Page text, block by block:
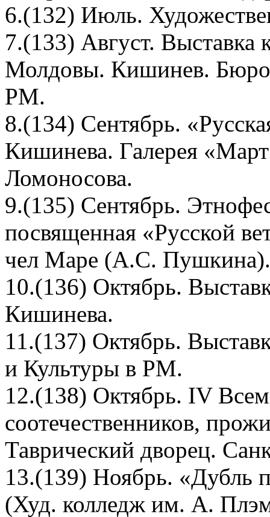
6.(132) Июль.
7.(133) Август. Выставка
Молдовы. Кишинев.
РМ.
8.(134) Сентябрь.
Кишинева. Галерея
Ломоносова.
9.(135) Сентябрь.
посвященная «Русской
чел Маре (А.С. Пушкина).
10.(136) Октябрь.
Кишинева.
11.(137) Октябрь.
и Культуры в РМ.
12.(138) Октябрь. IV
соотечественников,
Таврический дворец.
13.(139) Ноябрь. «Дубль
(Худ. колледж им. А.